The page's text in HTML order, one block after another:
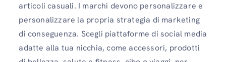
articoli casuali. I marchi devono personalizzare e
personalizzare la propria strategia di marketing
di conseguenza. Scegli piattaforme di social media
adatte alla tua nicchia, come accessori, prodotti